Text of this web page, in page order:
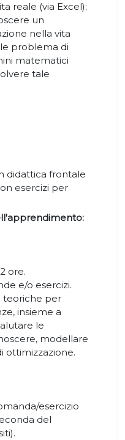
reale (via Excel);
un
nella vita
problema di
matematici
tale
didattica frontale
esercizi per
ore.
e/o esercizi.
teoriche per
insieme a
le
modellare
ottimizzazione.
esercizio
del